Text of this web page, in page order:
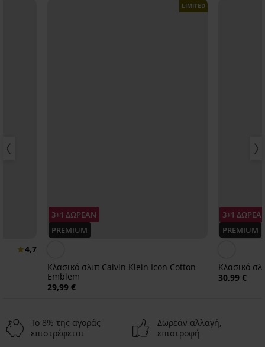
4,7
3+1 ΔΩΡΕΑΝ
PREMIUM
LIMITED
Κλασικό σλιπ Calvin Klein Icon Cotton
Emblem
29,99 €
3+1
PREMIUM
Κλασικό
30,99 €
Το 8% της αγοράς
επιστρέφεται
Δωρεάν αλλαγή,
επιστροφή